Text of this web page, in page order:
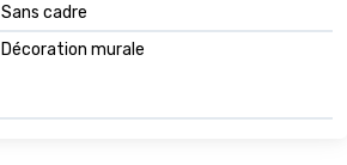
Sans cadre
Décoration murale